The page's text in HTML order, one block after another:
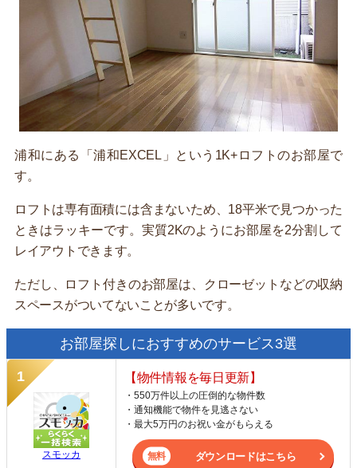
浦和にある「浦和EXCEL」という1K+ロフトのお部屋で
す。
ロフトは専有面積には含まないため、18平米で見つかった
ときはラッキーです。実質2Kのようにお部屋を2分割して
レイアウトできます。
ただし、ロフト付きのお部屋は、クローゼットなどの収納
スペースがついてないことが多いです。
お部屋探しにおすすめのサービス3選
スモッカ
【物件情報を毎日更新】
・550万件以上の圧倒的な物件数
・通知機能で物件を見逃さない
・最大5万円のお祝い金がもらえる
ダウンロードはこちら